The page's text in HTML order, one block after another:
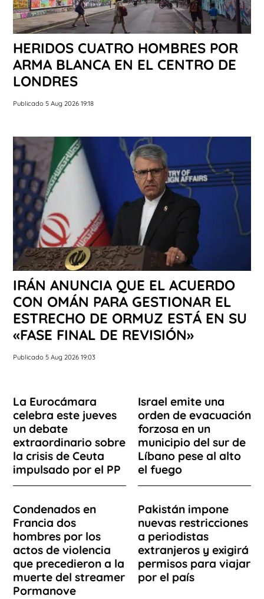
HERIDOS CUATRO HOMBRES POR
ARMA BLANCA EN EL CENTRO DE
LONDRES
Publicado 5 Aug 2026 19:18
IRÁN ANUNCIA QUE EL ACUERDO
CON OMÁN PARA GESTIONAR EL
ESTRECHO DE ORMUZ ESTÁ EN SU
«FASE FINAL DE REVISIÓN»
Publicado 5 Aug 2026 19:03
La Eurocámara
celebra este jueves
un debate
extraordinario sobre
la crisis de Ceuta
impulsado por el PP
Israel emite una
orden de evacuación
forzosa en un
municipio del sur de
Líbano pese al alto
el fuego
Condenados en
Francia dos
hombres por los
actos de violencia
que precedieron a la
muerte del streamer
Pormanove
Pakistán impone
nuevas restricciones
a periodistas
extranjeros y exigirá
permisos para viajar
por el país